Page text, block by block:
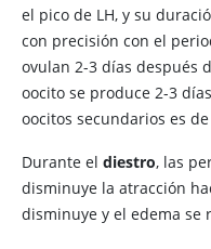
el pico de LH, y su
con precisión con el
ovulan 2-3 días después
oocito se produce 2-3
oocitos secundarios es
Durante el diestro, las
disminuye la atracción
disminuye y el edema se